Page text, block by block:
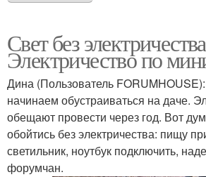
Свет без
Электричество по
Дина (Пользователь
начинаем обустраиваться на даче.
обещают провести через год. Вот
обойтись без электричества: пищу
светильник, ноутбук подключить,
форумчан.